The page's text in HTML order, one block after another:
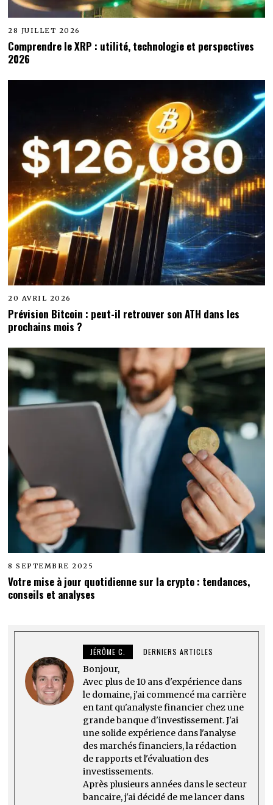
Comprendre le XRP : utilité, technologie et perspectives
20 AVRIL 2026
Prévision Bitcoin : peut-il retrouver son ATH dans les
prochains mois ?
Votre mise à jour quotidienne sur la crypto : tendances,
conseils et analyses
JÉRÔME C. DERNIERS ARTICLES
Bonjour,
Avec plus de 10 ans d'expérience dans
le domaine, j'ai commencé ma carrière
en tant qu'analyste financier chez une
grande banque d'investissement. J'ai
une solide expérience dans l'analyse
des marchés financiers, la rédaction